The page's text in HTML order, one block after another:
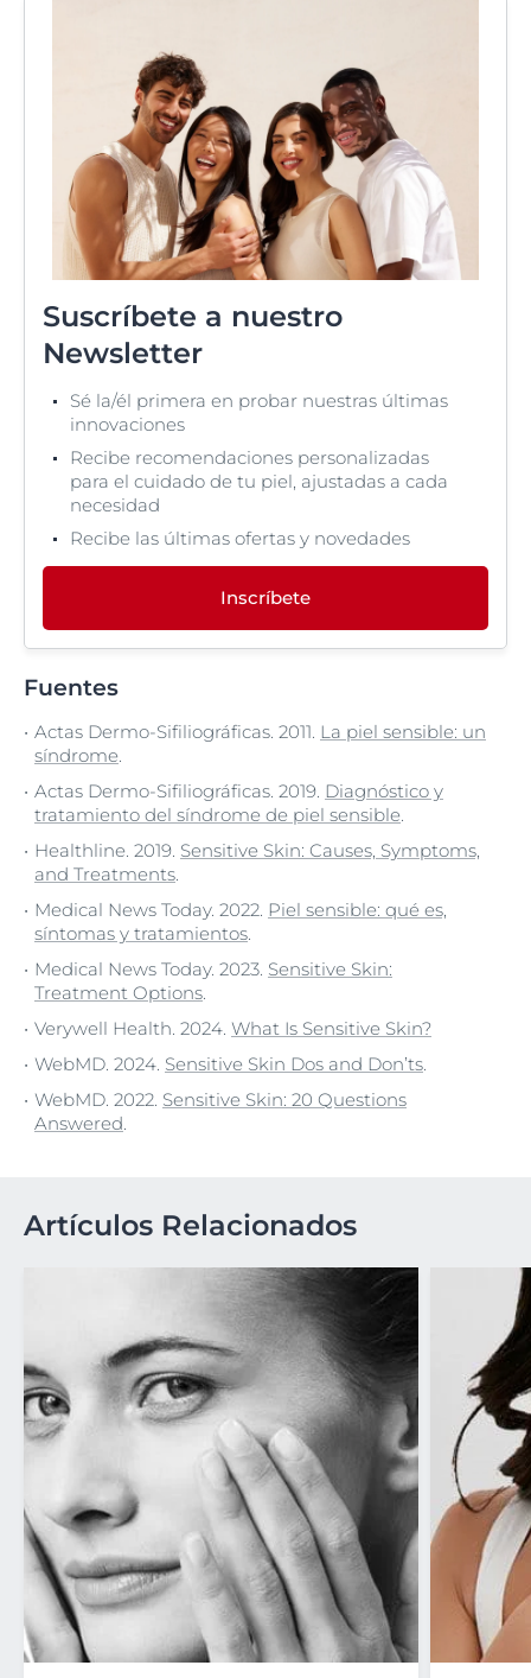
Suscríbete a nuestro
Newsletter
Sé la/él primera en probar nuestras últimas
innovaciones
Recibe recomendaciones personalizadas
para el cuidado de tu piel, ajustadas a cada
necesidad
Recibe las últimas ofertas y novedades
Inscríbete
Fuentes
Actas Dermo-Sifiliográficas. 2011. La piel sensible: un
síndrome
Actas Dermo-Sifiliográficas. 2019. Diagnóstico y
tratamiento del síndrome de piel sensible
Healthline. 2019. Sensitive Skin: Causes, Symptoms,
and Treatments
Medical News Today. 2022. Piel sensible: qué es,
síntomas y tratamientos
Medical News Today. 2023. Sensitive Skin:
Treatment Options
Verywell Health. 2024. What Is Sensitive Skin?
WebMD. 2024. Sensitive Skin Dos and Don’ts
WebMD. 2022. Sensitive Skin: 20 Questions
Answered
Artículos Relacionados